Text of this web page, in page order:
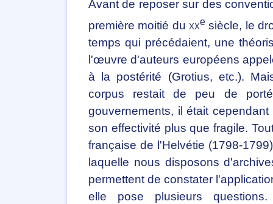
Avant de reposer sur des
première moitié du xxesiècle, le
temps qui précédaient, une
l'œuvre d'auteurs européens
à la postérité (Grotius, etc.).
corpus restait de peu de
gouvernements, il était
son effectivité plus que fragile.
française de l'Helvétie (1798-
laquelle nous disposons
permettent de constater
elle pose plusieurs